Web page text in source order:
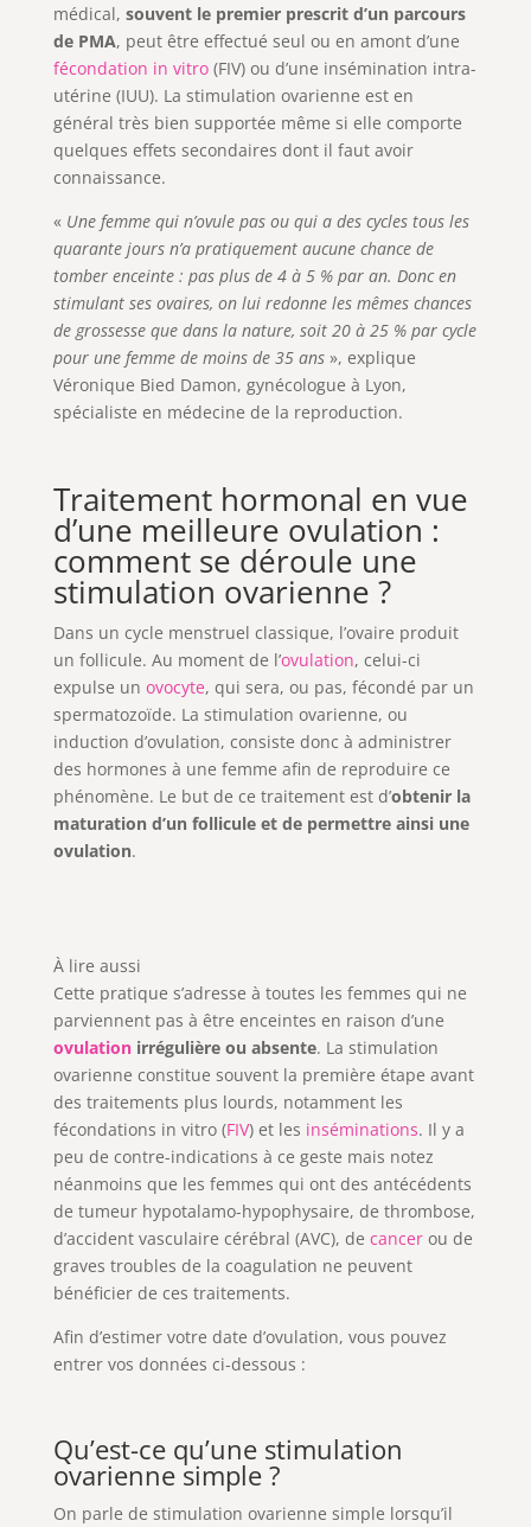
médical, souvent le premier prescrit d’un parcours
de PMA, peut être effectué seul ou en amont d’une
fécondation in vitro(FIV) ou d’une insémination intra-
utérine (IUU). La stimulation ovarienne est en
général très bien supportée même si elle comporte
quelques effets secondaires dont il faut avoir
connaissance.
« Une femme qui n’ovule pas ou qui a des cycles tous les
quarante jours n’a pratiquement aucune chance de
tomber enceinte : pas plus de 4 à 5 % par an. Donc en
stimulant ses ovaires, on lui redonne les mêmes chances
de grossesse que dans la nature, soit 20 à 25 % par cycle
pour une femme de moins de 35 ans », explique
Véronique Bied Damon, gynécologue à Lyon,
spécialiste en médecine de la reproduction.
Traitement hormonal en vue
d’une meilleure ovulation :
comment se déroule une
stimulation ovarienne ?
Dans un cycle menstruel classique, l’ovaire produit
un follicule. Au moment de l’ovulation, celui-ci
expulse un ovocyte, qui sera, ou pas, fécondé par un
spermatozoïde. La stimulation ovarienne, ou
induction d’ovulation, consiste donc à administrer
des hormones à une femme afin de reproduire ce
phénomène. Le but de ce traitement est d’obtenir la
maturation d’un follicule et de permettre ainsi une
ovulation.
À lire aussi
Cette pratique s’adresse à toutes les femmes qui ne
parviennent pas à être enceintes en raison d’une
ovulationirrégulière ou absente. La stimulation
ovarienne constitue souvent la première étape avant
des traitements plus lourds, notamment les
fécondations in vitro (FIV) et les inséminations. Il y a
peu de contre-indications à ce geste mais notez
néanmoins que les femmes qui ont des antécédents
de tumeur hypotalamo-hypophysaire, de thrombose,
d’accident vasculaire cérébral (AVC), de cancerou de
graves troubles de la coagulation ne peuvent
bénéficier de ces traitements.
Afin d’estimer votre date d’ovulation, vous pouvez
entrer vos données ci-dessous :
Qu’est-ce qu’une stimulation
ovarienne simple ?
On parle de stimulation ovarienne simple lorsqu’il